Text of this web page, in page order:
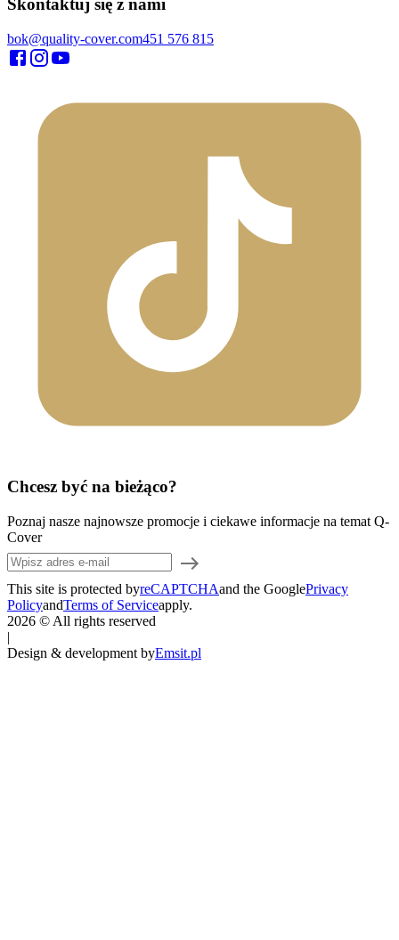
Skontaktuj się z nami
bok@quality-cover.com451 576 815
Chcesz być na bieżąco?
Poznaj nasze najnowsze promocje i ciekawe informacje na temat Q-
Cover
This site is protected byreCAPTCHAand the GooglePrivacy
PolicyandTerms of Serviceapply.
2026 © All rights reserved
|
Design & development byEmsit.pl